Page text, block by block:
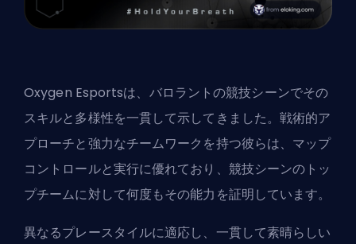
Oxygen Esportsは、バロラントの競技シーンでその
スキルと多様性を一貫して示してきました。戦術的ア
プローチと強力なチームワークを持つ彼らは、マップ
コントロールと実行に優れており、競技シーンのトッ
プチームに対して何度もその能力を証明しています。
異なるプレースタイルに適応し、一貫して素晴らしい